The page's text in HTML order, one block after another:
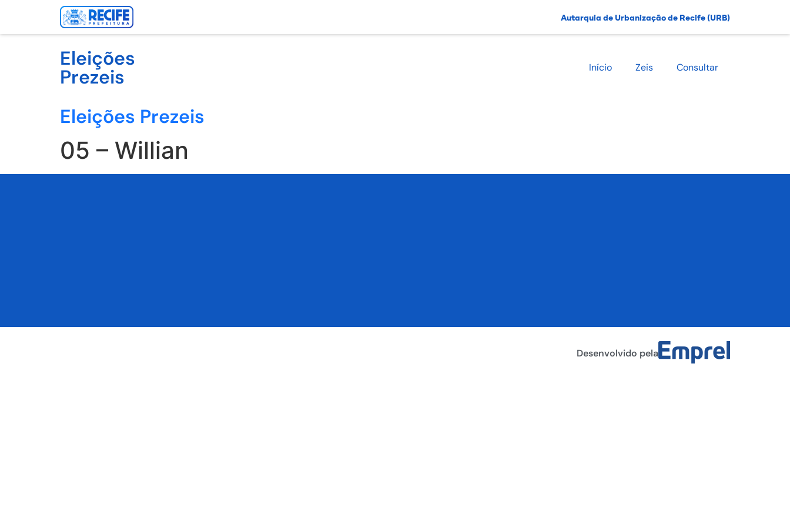
Autarquia de Urbanização de Recife (URB)
Eleições
Prezeis Início Zeis Consultar
Eleições Prezeis
05 – Willian
Desenvolvido pela